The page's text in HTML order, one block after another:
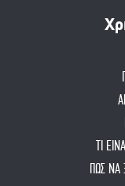
ΤΙ
ΠΏΣ ΝΑ